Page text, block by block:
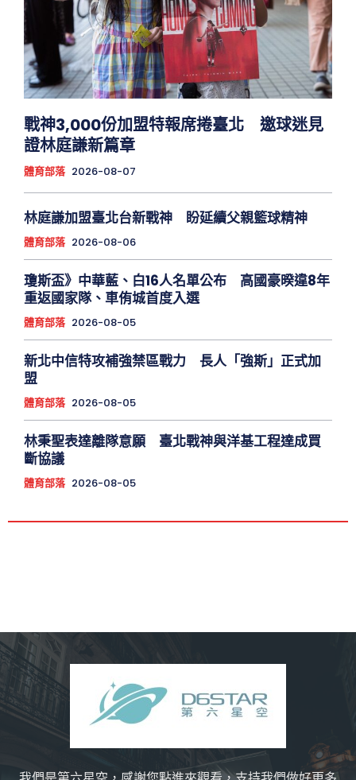
戰神3,000份加盟特報席捲臺北 邀球迷見
證林庭謙新篇章
體育部落 2026-08-07
林庭謙加盟臺北台新戰神 盼延續父親籃球精神
體育部落 2026-08-06
瓊斯盃》中華藍、白16人名單公布 高國豪暌違8年
重返國家隊、車侑城首度入選
體育部落 2026-08-05
新北中信特攻補強禁區戰力 長人「強斯」正式加
盟
體育部落 2026-08-05
林秉聖表達離隊意願 臺北戰神與洋基工程達成買
斷協議
體育部落 2026-08-05